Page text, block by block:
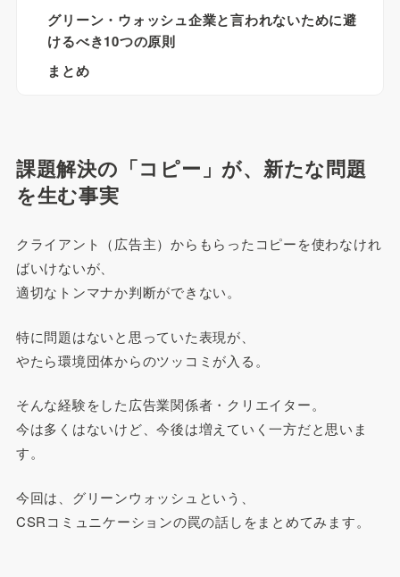
グリーン・ウォッシュ企業と言われないために避
けるべき10つの原則
まとめ
課題解決の「コピー」が、新たな問題
を生む事実
クライアント（広告主）からもらったコピーを使わなけれ
ばいけないが、
適切なトンマナか判断ができない。
特に問題はないと思っていた表現が、
やたら環境団体からのツッコミが入る。
そんな経験をした広告業関係者・クリエイター。
今は多くはないけど、今後は増えていく一方だと思いま
す。
今回は、グリーンウォッシュという、
CSRコミュニケーションの罠の話しをまとめてみます。